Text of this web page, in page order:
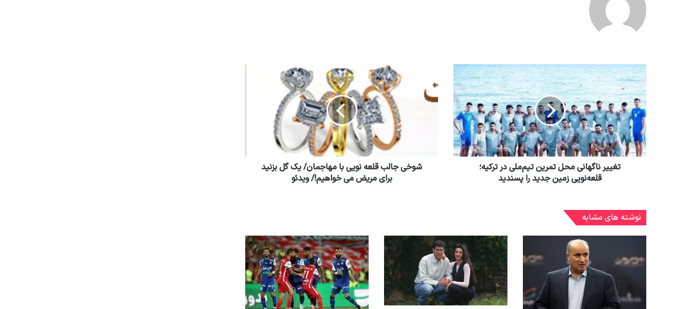
تغییر ناگهانی محل تمرین تیم‌ملی در ترکیه؛
قلعه‌نویی زمین جدید را پسندید
شوخی جالب قلعه نویی با مهاجمان/ یک گل بزنید
برای مریض می خواهیم!/ ویدئو
نوشته های مشابه